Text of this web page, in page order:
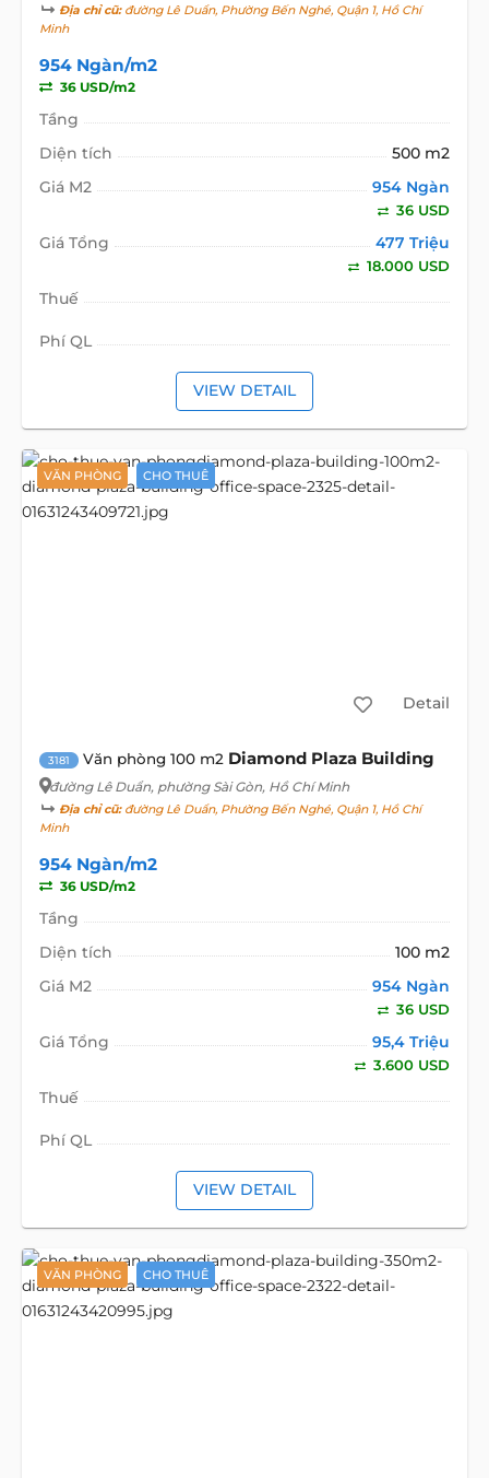
Địa chỉ cũ:đường Lê Duẩn, Phường Bến Nghé, Quận 1, Hồ Chí
Minh
954 Ngàn/m2
36 USD/m2
Tầng
Diện tích
500 m2
Giá M2
954 Ngàn
36 USD
Giá Tổng 477 Triệu
18.000 USD
Thuế
Phí QL
VIEW DETAIL
VĂN PHÒNG CHO THUÊ
Detail
3181 Văn phòng 100 m2 Diamond Plaza Building
đường Lê Duẩn, phường Sài Gòn, Hồ Chí Minh
Địa chỉ cũ:đường Lê Duẩn, Phường Bến Nghé, Quận 1, Hồ Chí
Minh
954 Ngàn/m2
36 USD/m2
Tầng
Diện tích
100 m2
Giá M2
954 Ngàn
36 USD
Giá Tổng 95,4 Triệu
3.600 USD
Thuế
Phí QL
VIEW DETAIL
VĂN PHÒNG CHO THUÊ